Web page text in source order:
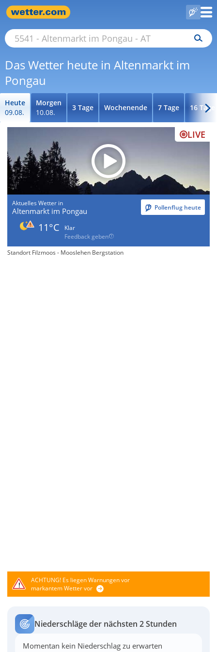
Das Wetter heute in Altenmarkt im
Pongau
Heute
09.08.
Morgen
10.08.
3 Tage Wochenende 7 Tage 16 Tage
LIVE
Aktuelles Wetter in
Altenmarkt im Pongau Pollenflug heute
11°C
Klar
Feedback geben
Standort Filzmoos - Mooslehen Bergstation
ACHTUNG!Es liegen Warnungen vor
markantem Wetter vor
Niederschläge der nächsten 2 Stunden
Momentan kein Niederschlag zu erwarten